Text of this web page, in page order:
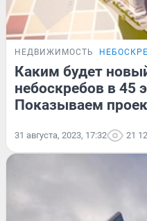
НЕДВИЖИМОСТЬ
Каким будет
небоскребов в 45
Показываем
31 августа, 2023, 17:32 21